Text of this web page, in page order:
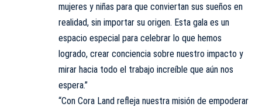
mujeres y niñas para que conviertan sus sueños en
realidad, sin importar su origen. Esta gala es un
espacio especial para celebrar lo que hemos
logrado, crear conciencia sobre nuestro impacto y
mirar hacia todo el trabajo increíble que aún nos
espera.”
“Con Cora Land refleja nuestra misión de empoderar